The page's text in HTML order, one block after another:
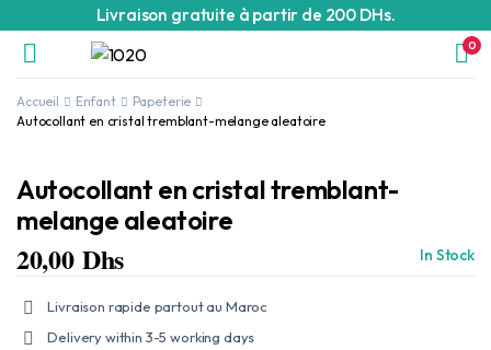
Livraison gratuite à partir de 200 DHs.
0
Accueil Enfant
Papeterie
Autocollant en cristal tremblant-melange aleatoire
Autocollant en cristal tremblant-
melange aleatoire
20,00Dhs In Stock
Livraison rapide partout au Maroc
Delivery within 3-5 working days